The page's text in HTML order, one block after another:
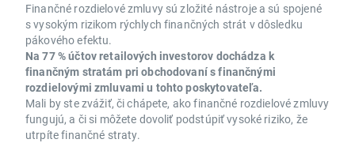
Finančné rozdielové zmluvy sú zložité nástroje a sú spojené
s vysokým rizikom rýchlych finančných strát v dôsledku
pákového efektu.
Na 77 % účtov retailových investorov dochádza k
finančným stratám pri obchodovaní s finančnými
rozdielovými zmluvami u tohto poskytovateľa.
Mali by ste zvážiť, či chápete, ako finančné rozdielové zmluvy
fungujú, a či si môžete dovoliť podstúpiť vysoké riziko, že
utrpíte finančné straty.